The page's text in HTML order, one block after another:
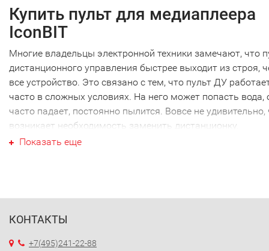
Купить пульт для медиаплеера
IconBIT
Многие владельцы электронной техники замечают, что
дистанционного управления быстрее выходит из строя,
все устройство. Это связано с тем, что пульт ДУ
часто в сложных условиях. На него может попасть вода,
часто падает, постоянно пылится. Вовсе не удивительно,
возникает необходимость заменить дистанционку.
Ваш пульт для медиаплеера
именно этой марки. Перед тем как купить пульт для
медиаплеера IconBIT, необходимо точно выяснить
Показать еще
КОНТАКТЫ
+7(495)241-22-88